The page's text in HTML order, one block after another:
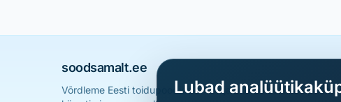
soodsamalt.ee
Võrdleme Eesti toidupoodide hindu ja aitame sul leida
Lubad